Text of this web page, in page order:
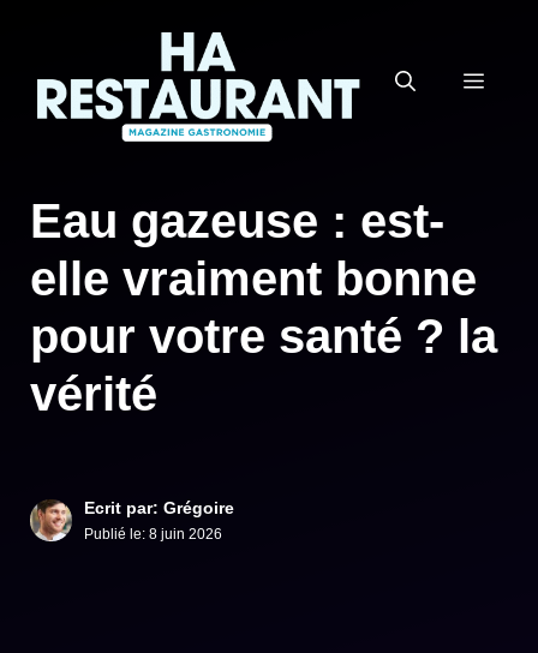
contenu
Eau gazeuse : est-
elle vraiment bonne
pour votre santé ? la
vérité
Ecrit par: Grégoire
Publié le: 8 juin 2026